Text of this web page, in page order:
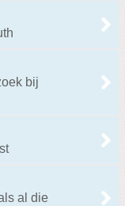
bij
al die